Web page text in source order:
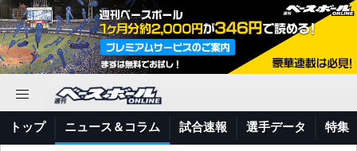
トップ ニュース＆コラム 試合速報 選手データ 特集